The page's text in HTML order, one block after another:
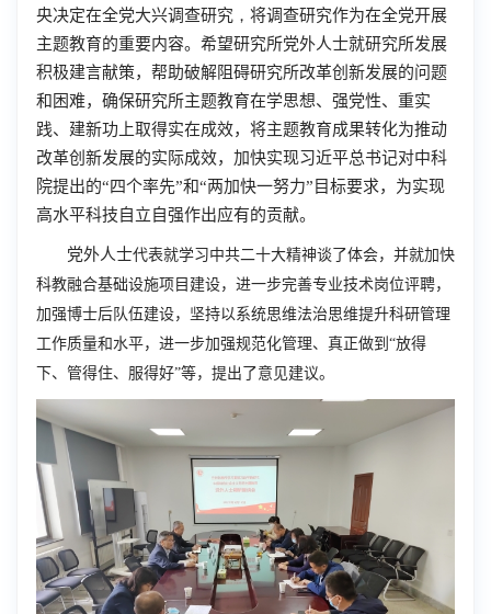
央决定在全党大兴调查研究 ， 将调查研究作为在全党开展
主题教育的重要内容。希望研究所党外人士就研究所发展
积极建言献策，帮助破解阻碍研究所改革创新发展的问题
和困难，确保研究所主题教育在学思想、强党性、重实
践、建新功上取得实在成效，将主题教育成果转化为推动
改革创新发展的实际成效，加快实现习近平总书记对中科
院提出的“四个率先”和“两加快一努力”目标要求，为实现
高水平科技自立自强作出应有的贡献。
党外人士代表就学习中共二十大精神谈了体会，并就加快
科教融合基础设施项目建设，进一步完善专业技术岗位评聘，
加强博士后队伍建设，坚持以系统思维法治思维提升科研管理
工作质量和水平，进一步加强规范化管理、真正做到“放得
下、管得住、服得好”等，提出了意见建议。